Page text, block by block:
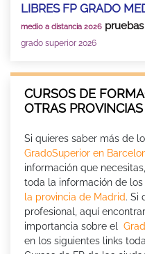
LIBRES FP GRADO
medio a distancia 2026
grado superior 2026
CURSOS DE
OTRAS PROVINCIAS
Si quieres saber más de
GradoSuperior en
información que
toda la información de los
la provincia de Madrid. Si
profesional, aquí
importancia sobre el
en los siguientes links